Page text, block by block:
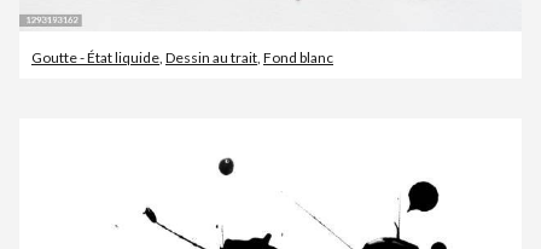
Goutte - État liquide Dessin au trait Fond blanc